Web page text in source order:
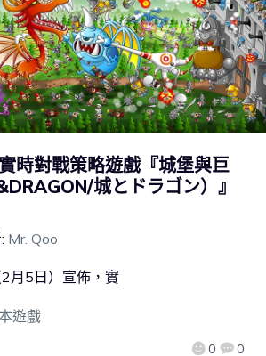
時對戰策略遊戲『城堡與巨
城とドラゴン）』
Mr. Qoo
0 0
月5日）宣佈，實
遊戲